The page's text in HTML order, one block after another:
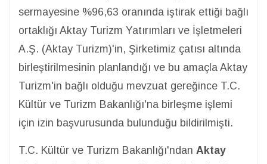
sermayesine %96,63 oranında iştirak ettiği bağlı
ortaklığı Aktay Turizm Yatırımları ve İşletmeleri
A.Ş. (Aktay Turizm)'in, Şirketimiz çatısı altında
birleştirilmesinin planlandığı ve bu amaçla Aktay
Turizm'in bağlı olduğu mevzuat gereğince T.C.
Kültür ve Turizm Bakanlığı'na birleşme işlemi
için izin başvurusunda bulunduğu bildirilmişti.
T.C. Kültür ve Turizm Bakanlığı'ndan Aktay